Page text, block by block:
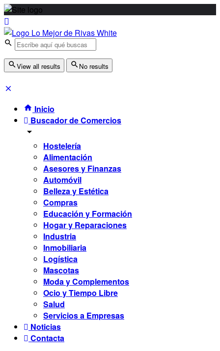
View all results No results
Inicio
Buscador de Comercios
Hostelería
Alimentación
Asesores y Finanzas
Automóvil
Belleza y Estética
Compras
Educación y Formación
Hogar y Reparaciones
Industria
Inmobiliaria
Logística
Mascotas
Moda y Complementos
Ocio y Tiempo Libre
Salud
Servicios a Empresas
Noticias
Contacta